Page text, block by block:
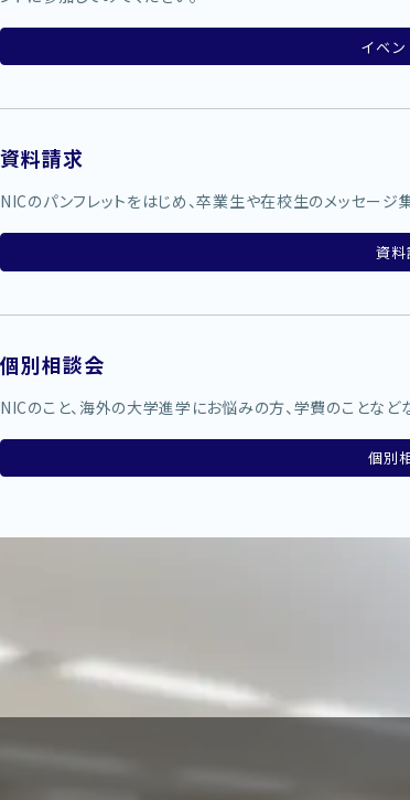
イベ
資料請求
NICのパンフレットをはじめ、卒業生や在校生のメッセージ
資
個別相談会
NICのこと、海外の大学進学にお悩みの方、学費のことな
個別